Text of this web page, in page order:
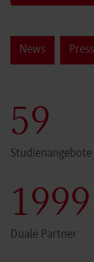
News
60
Studienangebote
2000
Duale Partner